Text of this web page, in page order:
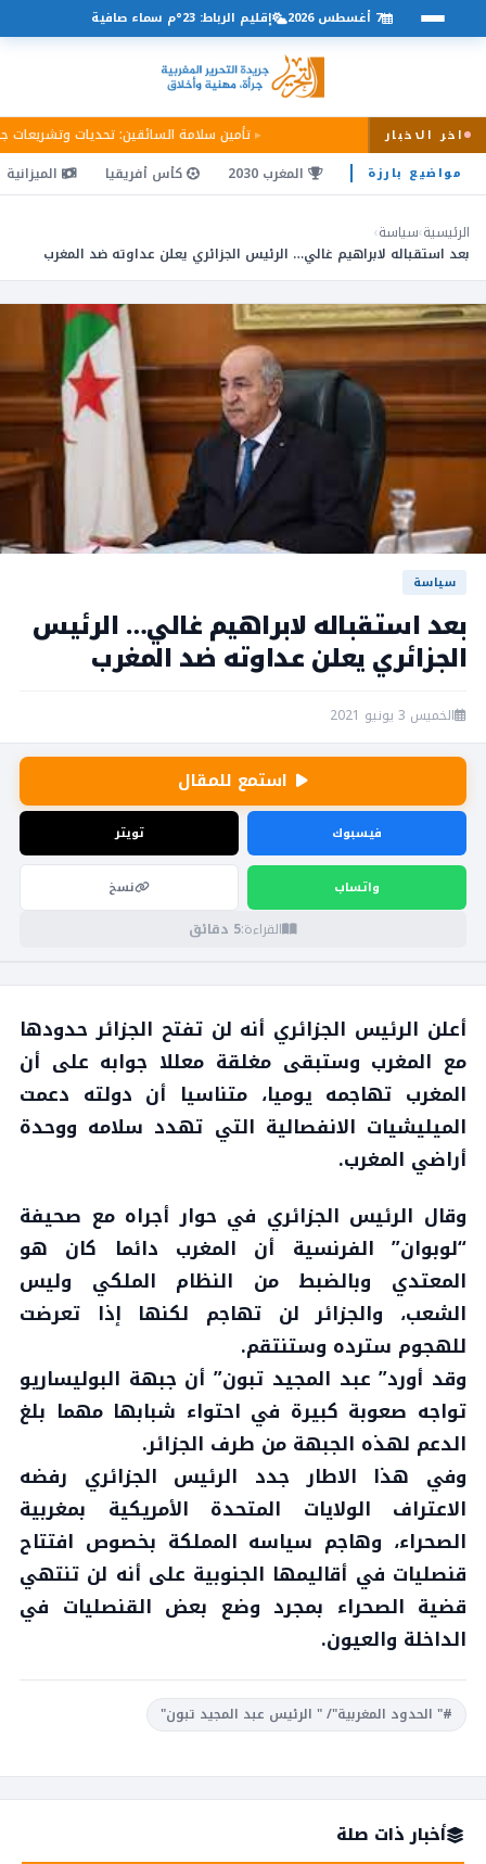
اخر الاخبار تأمين سلامة السائقين: تحديات وتشريعات
7 أغسطس 2026 إقليم الرباط: 23°م سماء صافية
مواضيع بارزة المغرب 2030 كأس أفريقيا الميزانية
الرئيسية›سياسة›
بعد استقباله لابراهيم غالي… الرئيس الجزائري يعلن عداوته ضد المغرب
سياسة
بعد استقباله لابراهيم غالي… الرئيس
الجزائري يعلن عداوته ضد المغرب
الخميس 3 يونيو 2021
استمع للمقال
فيسبوك تويتر
واتساب نسخ
القراءة:5 دقائق
أعلن الرئيس الجزائري أنه لن تفتح الجزائر حدودها
مع المغرب وستبقى مغلقة معللا جوابه على أن
المغرب تهاجمه يوميا، متناسيا أن دولته دعمت
الميليشيات الانفصالية التي تهدد سلامه ووحدة
أراضي المغرب.
وقال الرئيس الجزائري في حوار أجراه مع صحيفة
“لوبوان” الفرنسية أن المغرب دائما كان هو
المعتدي وبالضبط من النظام الملكي وليس
الشعب، والجزائر لن تهاجم لكنها إذا تعرضت
للهجوم سترده وستنتقم.
وقد أورد” عبد المجيد تبون” أن جبهة البوليساريو
تواجه صعوبة كبيرة في احتواء شبابها مهما بلغ
الدعم لهذه الجبهة من طرف الجزائر.
وفي هذا الاطار جدد الرئيس الجزائري رفضه
الاعتراف الولايات المتحدة الأمريكية بمغربية
الصحراء، وهاجم سياسه المملكة بخصوص افتتاح
قنصليات في أقاليمها الجنوبية على أنه لن تنتهي
قضية الصحراء بمجرد وضع بعض القنصليات في
الداخلة والعيون.
#" الحدود المغربية"/ " الرئيس عبد المجيد تبون"
أخبار ذات صلة